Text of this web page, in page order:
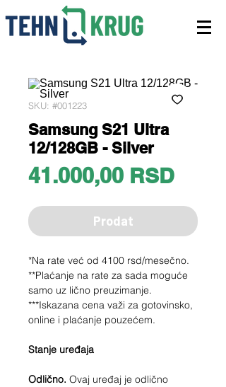
SKU: #001223
Samsung S21 Ultra
12/128GB - Silver
41.000,00 RSDPrice
Prodat
*Na rate već od 4100 rsd/mesečno.
**Plaćanje na rate za sada moguće
samo uz lično preuzimanje.
***Iskazana cena važi za gotovinsko,
online i plaćanje pouzećem.
Stanje uređaja
Odlično. Ovaj uređaj je odlično